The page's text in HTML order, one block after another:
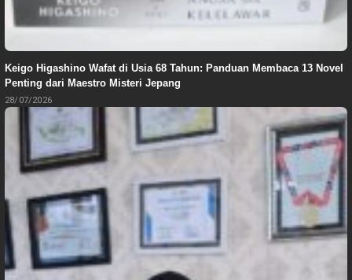
Keigo Higashino Wafat di Usia 68 Tahun: Panduan Membaca 13 Novel
Penting dari Maestro Misteri Jepang
28/07/2026